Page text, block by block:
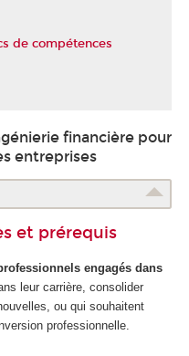
de compétences
financière pour
entreprises
et prérequis
engagés dans
leur carrière, consolider
ou qui souhaitent
professionnelle.